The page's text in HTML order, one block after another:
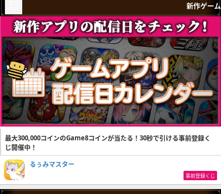
新作ゲーム
最大300,000コインのGame8コインが当たる！30秒で引ける事前登録く
じ開催中！
るぅみマスター
事前登録くじ